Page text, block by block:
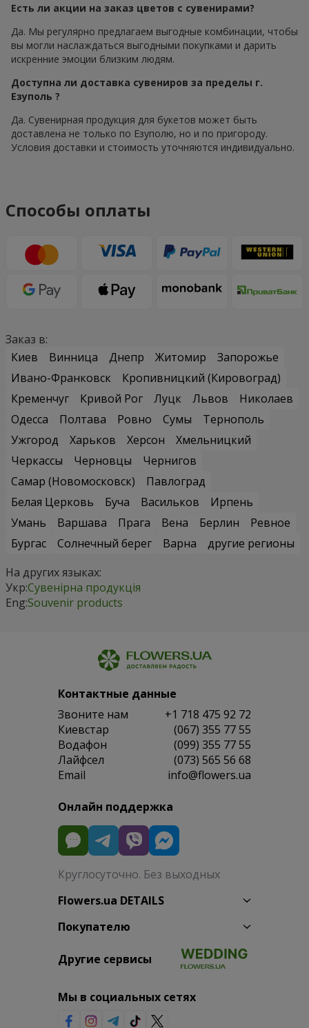
Есть ли акции на заказ цветов с сувенирами?
Да. Мы регулярно предлагаем выгодные комбинации, чтобы
вы могли наслаждаться выгодными покупками и дарить
искренние эмоции близким людям.
Доступна ли доставка сувениров за пределы г.
Езуполь ?
Да. Сувенирная продукция для букетов может быть
доставлена не только по Езуполю, но и по пригороду.
Условия доставки и стоимость уточняются индивидуально.
Способы оплаты
Заказ в:
Киев
Винница Днепр Житомир
Запорожье
Ивано-Франковск
Кропивницкий (Кировоград)
Кременчуг
Кривой Рог Луцк Львов
Николаев
Одесса
Полтава Ровно Сумы
Тернополь
Ужгород
Харьков Херсон
Хмельницкий
Черкассы
Черновцы
Чернигов
Самар (Новомосковск)
Павлоград
Белая Церковь
Буча Васильков
Ирпень
Умань
Варшава Прага Вена Берлин
Ревное
Бургас
Солнечный берег Варна
другие регионы
На других языках:
Укр:Сувенірна продукція
Eng:Souvenir products
Контактные данные
Звоните нам
+1 718 475 92 72
Киевстар
(067) 355 77 55
Водафон
(099) 355 77 55
Лайфсел
(073) 565 56 68
Email
info@flowers.ua
Онлайн поддержка
Круглосуточно. Без выходных
Flowers.ua DETAILS
Покупателю
Другие сервисы
Мы в социальных сетях